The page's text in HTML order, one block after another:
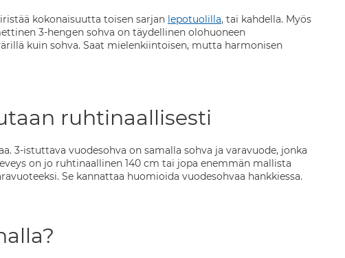
kokonaisuutta toisen sarjan lepotuolilla, tai kahdella. Myös
3-hengen sohva on täydellinen olohuoneen
kuin sohva. Saat mielenkiintoisen, mutta harmonisen
ruhtinaallisesti
3-istuttava vuodesohva on samalla sohva ja varavuode, jonka
on jo ruhtinaallinen 140 cm tai jopa enemmän mallista
Se kannattaa huomioida vuodesohvaa hankkiessa.